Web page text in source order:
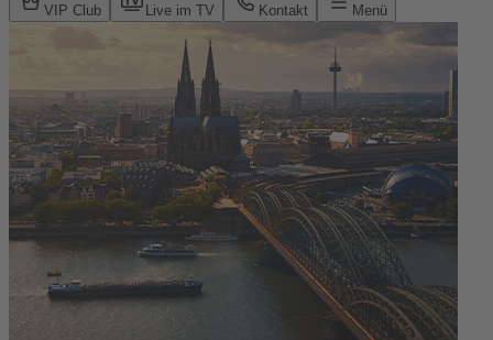
VIP Club Live im TV Kontakt Menü